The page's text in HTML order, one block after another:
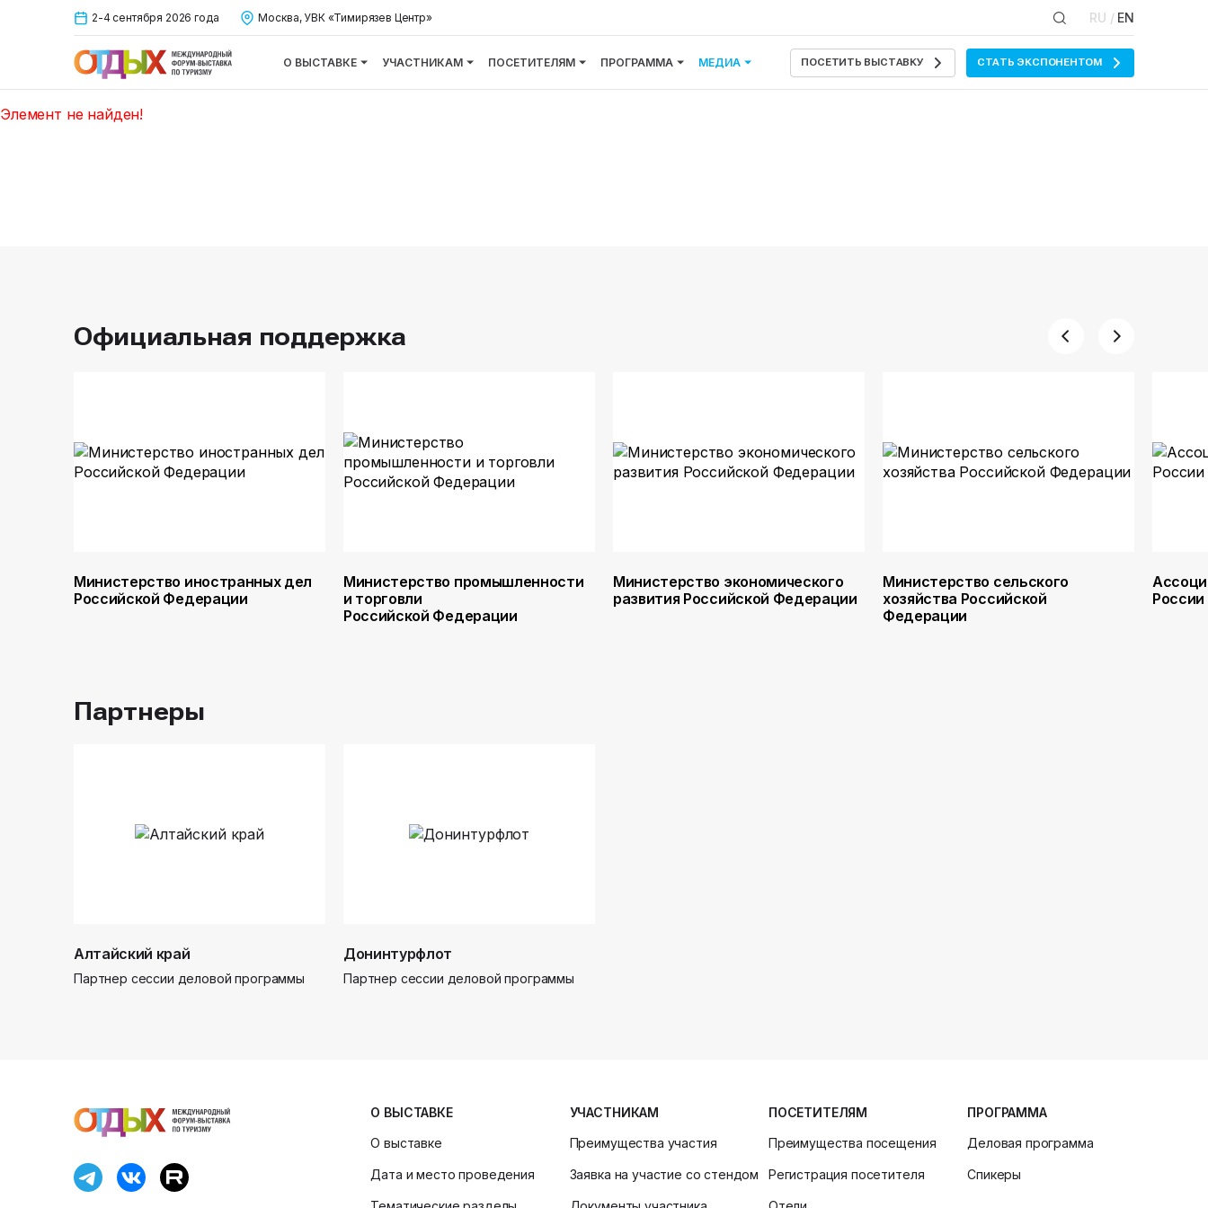
RU / EN
О ВЫСТАВКЕ УЧАСТНИКАМ ПОСЕТИТЕЛЯМ ПРОГРАММА МЕДИА
2-4 сентября 2026 года Москва, УВК «Тимирязев Центр»
ПОСЕТИТЬ ВЫСТАВКУ СТАТЬ ЭКСПОНЕНТОМ
Элемент не найден!
Официальная поддержка
Министерство иностранных дел
Российской Федерации
Министерство промышленности
и торговли
Российской Федерации
Министерство экономического
развития Российской Федерации
Министерство сельского
хозяйства Российской
Федерации
России
Партнеры
Алтайский край
Партнер сессии деловой программы
Донинтурфлот
Партнер сессии деловой программы
О ВЫСТАВКЕ
О выставке
Дата и место проведения
УЧАСТНИКАМ
Преимущества участия
Заявка на участие со стендом
ПОСЕТИТЕЛЯМ
Преимущества посещения
Регистрация посетителя
ПРОГРАММА
Деловая программа
Спикеры